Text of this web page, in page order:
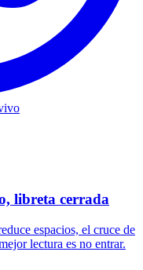
libreta cerrada
espacios, el cruce de
lectura es no entrar.